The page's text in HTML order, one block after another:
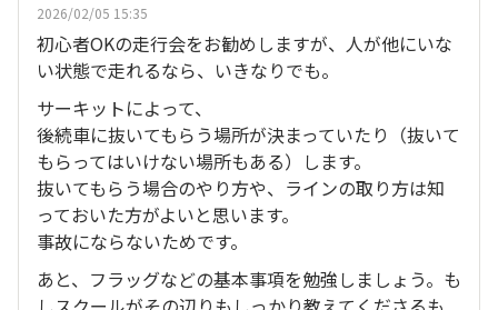
2026/02/05 15:35
初心者OKの走行会をお勧めしますが、人が他にいな
い状態で走れるなら、いきなりでも。
サーキットによって、
後続車に抜いてもらう場所が決まっていたり（抜いて
もらってはいけない場所もある）します。
抜いてもらう場合のやり方や、ラインの取り方は知
っておいた方がよいと思います。
事故にならないためです。
あと、フラッグなどの基本事項を勉強しましょう。も